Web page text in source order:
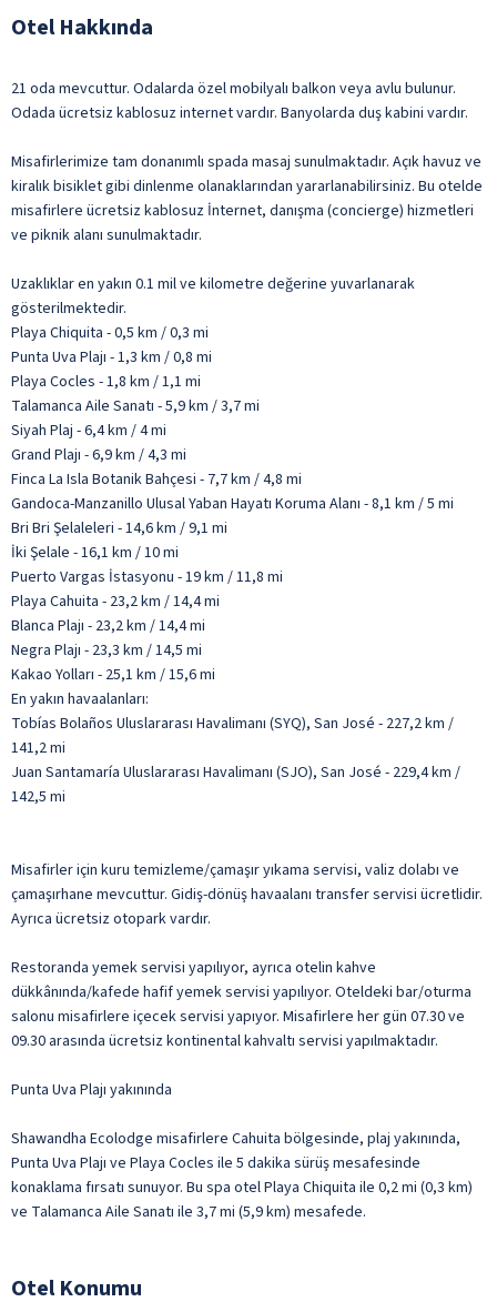
Otel Hakkında
21 oda mevcuttur. Odalarda özel mobilyalı balkon veya avlu bulunur.
Odada ücretsiz kablosuz internet vardır. Banyolarda duş kabini vardır.
Misafirlerimize tam donanımlı spada masaj sunulmaktadır. Açık havuz ve
kiralık bisiklet gibi dinlenme olanaklarından yararlanabilirsiniz. Bu otelde
misafirlere ücretsiz kablosuz İnternet, danışma (concierge) hizmetleri
ve piknik alanı sunulmaktadır.
Uzaklıklar en yakın 0.1 mil ve kilometre değerine yuvarlanarak
gösterilmektedir.
Playa Chiquita - 0,5 km / 0,3 mi
Punta Uva Plajı - 1,3 km / 0,8 mi
Playa Cocles - 1,8 km / 1,1 mi
Talamanca Aile Sanatı - 5,9 km / 3,7 mi
Siyah Plaj - 6,4 km / 4 mi
Grand Plajı - 6,9 km / 4,3 mi
Finca La Isla Botanik Bahçesi - 7,7 km / 4,8 mi
Gandoca-Manzanillo Ulusal Yaban Hayatı Koruma Alanı - 8,1 km / 5 mi
Bri Bri Şelaleleri - 14,6 km / 9,1 mi
İki Şelale - 16,1 km / 10 mi
Puerto Vargas İstasyonu - 19 km / 11,8 mi
Playa Cahuita - 23,2 km / 14,4 mi
Blanca Plajı - 23,2 km / 14,4 mi
Negra Plajı - 23,3 km / 14,5 mi
Kakao Yolları - 25,1 km / 15,6 mi
En yakın havaalanları:
Tobías Bolaños Uluslararası Havalimanı (SYQ), San José - 227,2 km /
141,2 mi
Juan Santamaría Uluslararası Havalimanı (SJO), San José - 229,4 km /
142,5 mi
Misafirler için kuru temizleme/çamaşır yıkama servisi, valiz dolabı ve
çamaşırhane mevcuttur. Gidiş-dönüş havaalanı transfer servisi ücretlidir.
Ayrıca ücretsiz otopark vardır.
Restoranda yemek servisi yapılıyor, ayrıca otelin kahve
dükkânında/kafede hafif yemek servisi yapılıyor. Oteldeki bar/oturma
salonu misafirlere içecek servisi yapıyor. Misafirlere her gün 07.30 ve
09.30 arasında ücretsiz kontinental kahvaltı servisi yapılmaktadır.
Punta Uva Plajı yakınında
Shawandha Ecolodge misafirlere Cahuita bölgesinde, plaj yakınında,
Punta Uva Plajı ve Playa Cocles ile 5 dakika sürüş mesafesinde
konaklama fırsatı sunuyor. Bu spa otel Playa Chiquita ile 0,2 mi (0,3 km)
ve Talamanca Aile Sanatı ile 3,7 mi (5,9 km) mesafede.
Otel Konumu